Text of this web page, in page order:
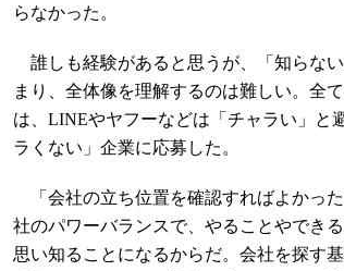
らなかった。
誰しも経験があると思うが、「知らな
まり、全体像を理解するのは難しい。全
は、LINEやヤフーなどは「チャラい」と
ラくない」企業に応募した。
「会社の立ち位置を確認すればよかっ
社のパワーバランスで、やることやでき
思い知ることになるからだ。会社を探す